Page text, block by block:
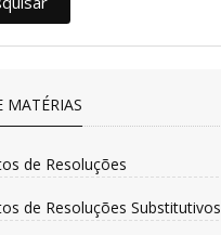
MATÉRIAS
de Resoluções
de Resoluções Substitutivos